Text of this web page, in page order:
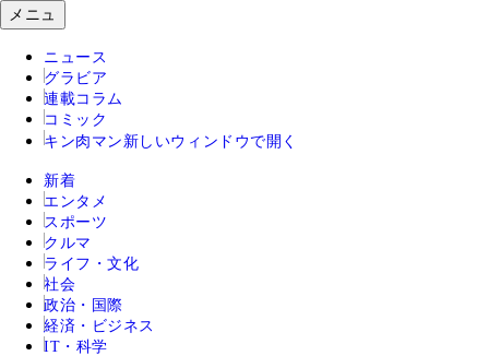
メニュ
ニュース
グラビア
連載コラム
コミック
キン肉マン 新しいウィンドウで開く
新着
エンタメ
スポーツ
クルマ
ライフ・文化
社会
政治・国際
経済・ビジネス
IT・科学